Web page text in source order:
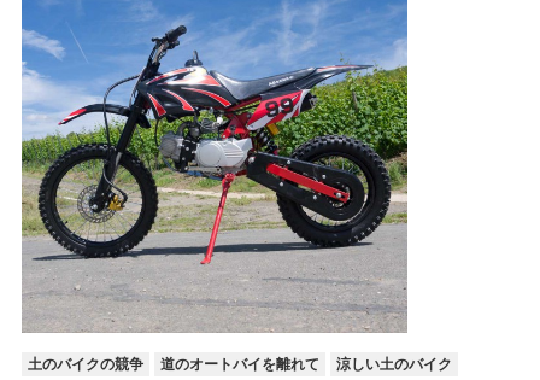
ポ
リ
シ
ー
土のバイクの競争 道のオートバイを離れて 涼しい土のバイク